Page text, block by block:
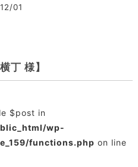
01
丁 様】
$post in
wp-
functions.php on line